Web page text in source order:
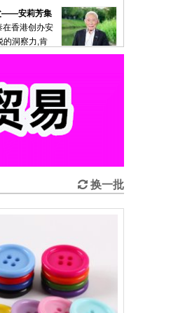
、义乌市岚兹贸易有限
司来自哥伦比亚，进出口纺织
容美发用品、饰品、工程机
欢迎大家光临！
全球直播-杭州沐阳户外
及宠物帐篷等多功能户外帐
创新、匠心制造、款式多样，
家光临！
全球直播-南通顺驰橡胶
品有限公司专业生产：“盛吉
”、“SUNCHASE”、“驰
品牌自行车、摩托车、电动
等全系列钛民用产品，其中拉
全球直播-揭阳市榕城区
个仔餐具厂专业生产不锈钢饭
、伴手礼等餐具用品，设计
式多样，现货供应并承接国
家光临！
全球直播-栾城区恒艺家
居饰品厂专业生产：皮雕画、砂
画、珍珠画、组合画、法式中
品，源头工厂，欢迎大家光
全球直播-台州回隆行塑
有限公司专业生产：通用
“中国现代内
.
纺集团总经
密码，
织服装周刊
领域全面发
破与成长。
宁纺集团总
地坚持全
彻落实新发展
量发展新突
织品有限公
，全球近四
此交易，堆积
来的客商，
产业底色
新实干派
蕴。在多年
他创立了绍
纺织品有限
带领企业持
务拓展。
限公司董事
，打造国产
一直有一
颗不甘平庸
精神，谱写
生。 任长
古棉纺纱开
行业30多年
卖纱线，一
，最让我记
辑丨孙以
创新指挥棒
年奋战在教学
国家科学技
率领团队研
换一批